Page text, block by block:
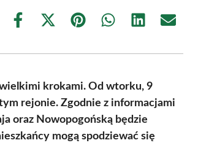
Share
Share
(Twitter)
Share Share Share Share
wielkimi krokami. Od wtorku, 9
rejonie. Zgodnie z informacjami
oraz Nowopogońską będzie
mogą spodziewać się